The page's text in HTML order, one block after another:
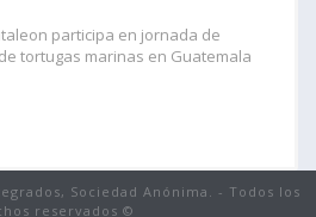
participa en jornada de
tortugas marinas en Guatemala
Sociedad Anónima. - Todos los
reservados ©